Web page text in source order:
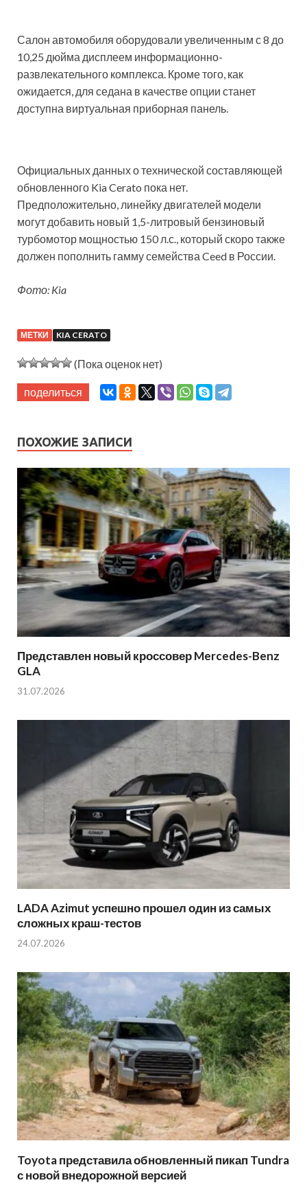
Салон автомобиля оборудовали увеличенным с 8 до
10,25 дюйма дисплеем информационно-
развлекательного комплекса. Кроме того, как
ожидается, для седана в качестве опции станет
доступна виртуальная приборная панель.
Официальных данных о технической составляющей
обновленного Kia Cerato пока нет.
Предположительно, линейку двигателей модели
могут добавить новый 1,5-литровый бензиновый
турбомотор мощностью 150 л.с., который скоро также
должен пополнить гамму семейства Ceed в России.
Фото: Kia
МЕТКИ KIA CERATO
(Пока оценок нет)
поделиться
ПОХОЖИЕ ЗАПИСИ
Представлен новый кроссовер Mercedes-Benz
GLA
31.07.2026
LADA Azimut успешно прошел один из самых
сложных краш-тестов
24.07.2026
Toyota представила обновленный пикап Tundra
с новой внедорожной версией